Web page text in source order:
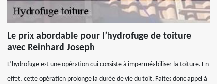
Le prix abordable pour l’hydrofuge de toiture
avec Reinhard Joseph
L’hydrofuge est une opération qui consiste à imperméabiliser la toiture. En
effet, cette opération prolonge la durée de vie du toit. Faites donc appel à